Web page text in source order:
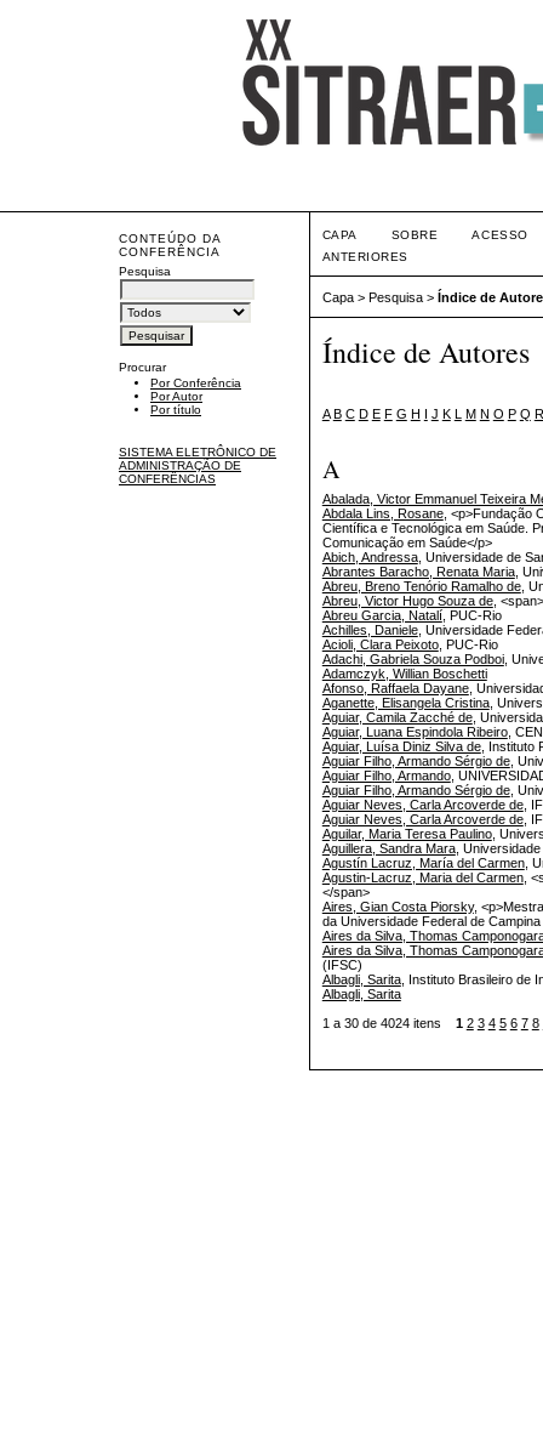
CONTEÚDO DA
CONFERÊNCIA
Pesquisa
Procurar
Por Conferência
Por Autor
Por título
SISTEMA ELETRÔNICO DE
ADMINISTRAÇÃO DE
CONFERÊNCIAS
CAPA SOBRE
ACESSO
ANTERIORES
Capa> Pesquisa> Índice de
Índice de Autores
A B C D E F G H I J K L M N O P Q R
A
Abalada, Victor Emmanuel Teixeira
Abdala Lins, Rosane, <p>Fundação
Científica e Tecnológica em Saúde.
Comunicação em Saúde</p>
Abich, Andressa, Universidade de
Abrantes Baracho, Renata Maria,
Abreu, Breno Tenório Ramalho de,
Abreu, Victor Hugo Souza de,
Abreu Garcia, Natalí , PUC-Rio
Achilles, Daniele, Universidade
Acioli, Clara Peixoto, PUC-Rio
Adachi, Gabriela Souza Podboi,
Adamczyk, Willian Boschetti
Afonso, Raffaela Dayane,
Aganette, Elisangela Cristina,
Aguiar, Camila Zacché de,
Aguiar, Luana Espindola Ribeiro,
Aguiar, Luísa Diniz Silva de, Instituto
Aguiar Filho, Armando Sérgio de,
Aguiar Filho, Armando,
Aguiar Filho, Armando Sérgio de,
Aguiar Neves, Carla Arcoverde de,
Aguiar Neves, Carla Arcoverde de,
Aguilar, Maria Teresa Paulino,
Aguillera, Sandra Mara,
Agustín Lacruz, María del Carmen,
Agustin-Lacruz, Maria del Carmen,
</span>
Aires, Gian Costa Piorsky,
da Universidade Federal de
Aires da Silva, Thomas
Aires da Silva, Thomas
(IFSC)
Albagli, Sarita, Instituto Brasileiro de
Albagli, Sarita
1 a 30 de 4024 itens 1 2 3 4 5 6 7 8